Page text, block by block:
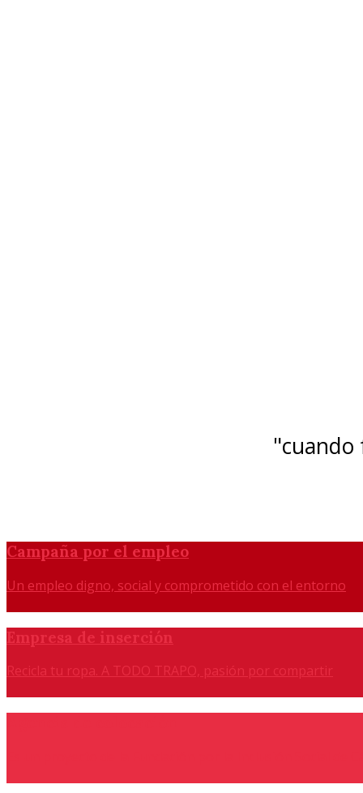
Campaña por el empleo
Un empleo digno, social y comprometido con el entorno
Empresa de inserción
Recicla tu ropa. A TODO TRAPO, pasión por compartir